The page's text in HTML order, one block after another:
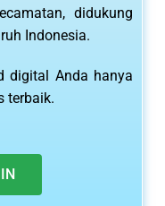
didukung
Indonesia.
digital Anda hanya
terbaik.